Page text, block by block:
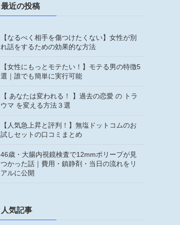
最近の投稿
【なるべく相手を傷つけたくない】女性が別
れ話をするための効果的な方法
【女性にもっとモテたい！】モテる男の特徴5
選｜誰でも簡単に実行可能
【 あなたは変われる！ 】過去の恋愛 の トラ
ウマ を変える方法３選
【人気急上昇と評判！】無塩ドットコムのお
試しセットの口コミまとめ
46歳・大腸内視鏡検査で12mmポリープが見
つかった話｜費用・鎮静剤・当日の流れをリ
アルに公開
人気記事